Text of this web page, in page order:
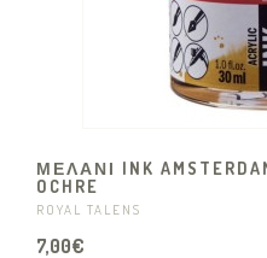
ΜΕΛΑΝΙ INK
OCHRE
ROYAL TALENS
7,00€